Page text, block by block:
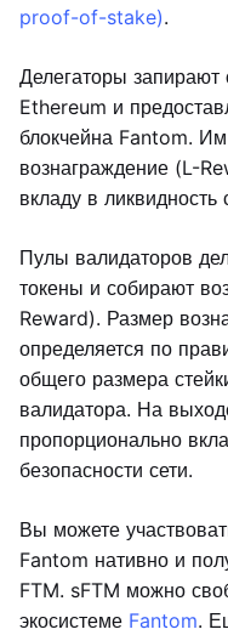
proof-of-stake).
Делегаторы запирают
Ethereum и
блокчейна Fantom.
вознаграждение (L-
вкладу в ликвидность
Пулы валидаторов
токены и собирают
Reward). Размер
определяется по
общего размера
валидатора. На
пропорционально
безопасности сети.
Вы можете
Fantom нативно и
FTM. sFTM можно
экосистеме Fantom.